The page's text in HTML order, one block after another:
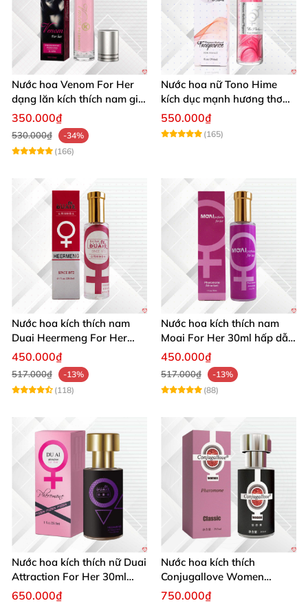
Nước hoa Venom For Her
dạng lăn kích thích nam giới
tăng ham muốn mua ngay
350.000₫
530.000₫
-34%
(166)
Nước hoa nữ Tono Hime
kích dục mạnh hương thơm
quyến rũ
550.000₫
(165)
Nước hoa kích thích nam
Duai Heermeng For Her
mùi quyến rũ chai 29.5ml
450.000₫
517.000₫
-13%
(118)
Nước hoa kích thích nam
Moai For Her 30ml hấp dẫn
quyến rũ khách hàng
450.000₫
517.000₫
-13%
(88)
Nước hoa kích thích nữ Duai
Attraction For Her 30ml
tăng cường hưng phấn sôi
650.000₫
Nước hoa kích thích
Conjugallove Women
29.5ml hấp dẫn đam mê
750.000₫